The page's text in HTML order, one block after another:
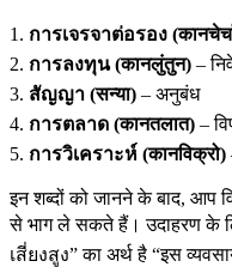
1. การเจรจาต่อรอง
2. การลงทุน (कानलुंतुन) –
3. สัญญา (सन्या) – अनुबंध
4. การตลาด (कानतलात) –
5. การวิเคราะห์ (कानविक्रो)
इन शब्दों को जानने के बाद, आप
से भाग ले सकते हैं। उदाहरण
เสี่ยงสูง” का अर्थ है “इस